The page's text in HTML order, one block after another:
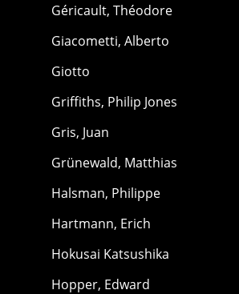
Géricault, Théodore
Giacometti, Alberto
Giotto
Griffiths, Philip Jones
Gris, Juan
Grünewald, Matthias
Halsman, Philippe
Hartmann, Erich
Hokusai Katsushika
Hopper, Edward